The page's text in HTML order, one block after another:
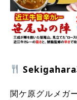
Sekigahara
関ケ原グルメガ